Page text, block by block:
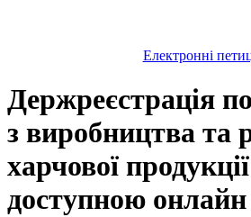
Електронні
Держреєстрація
з виробництва та
харчової
доступною онлайн